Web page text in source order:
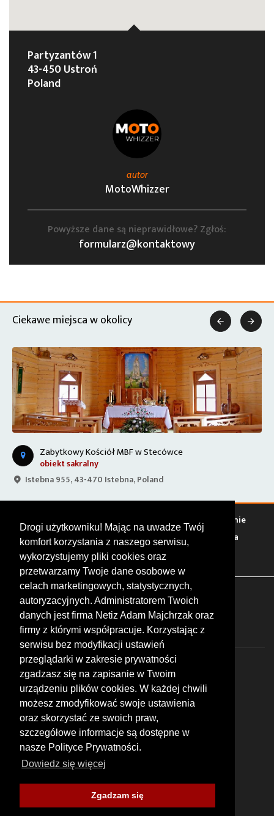
Drogi użytkowniku! Mając na uwadze Twój
komfort korzystania z naszego serwisu,
wykorzystujemy pliki cookies oraz
przetwarzamy Twoje dane osobowe w
celach marketingowych, statystycznych,
autoryzacyjnych. Administratorem Twoich
danych jest firma Netiz Adam Majchrzak oraz
firmy z którymi współpracuje. Korzystając z
serwisu bez modyfikacji ustawień
przeglądarki w zakresie prywatności
zgadzasz się na zapisanie w Twoim
urządzeniu plików cookies. W każdej chwili
możesz zmodyfikować swoje ustawienia
oraz skorzystać ze swoich praw,
szczegółowe informacje są dostępne w
nasze Polityce Prywatności.
Dowiedz się więcej
Zgadzam się
Partyzantów 1
43-450 Ustroń
Poland
autor
MotoWhizzer
Powyższe dane są nieprawidłowe? Zgłoś:
formularz@kontaktowy
Ciekawe miejsca w okolicy
Zabytkowy Kościół MBF w Stecówce
obiekt sakralny
Istebna 955, 43-470 Istebna, Poland
 
Warto zobaczyć Serwisy Stacje paliw
Jedzenie
Bary Zakwaterowanie Tory Zloty Rajdy
Spotkania
Targi Giełdy Szkolenia
FOLLOW US
© 2026 by MotoWhizzer.com
All rights reserved.
KONTAKT
ul. Chopina 16, I piętro
47-400 Racibórz
MOTOWHIZZER.COM